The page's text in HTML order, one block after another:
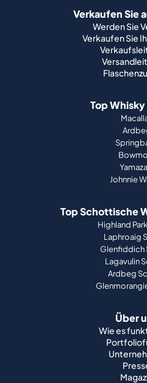
Verkaufen Sie
Werden Sie
Verkaufen Sie
Top
Johnnie
Top Schottische
Highland
Laphroaig
Glenfiddich
Lagavulin
Ardbeg
Über
Wie es